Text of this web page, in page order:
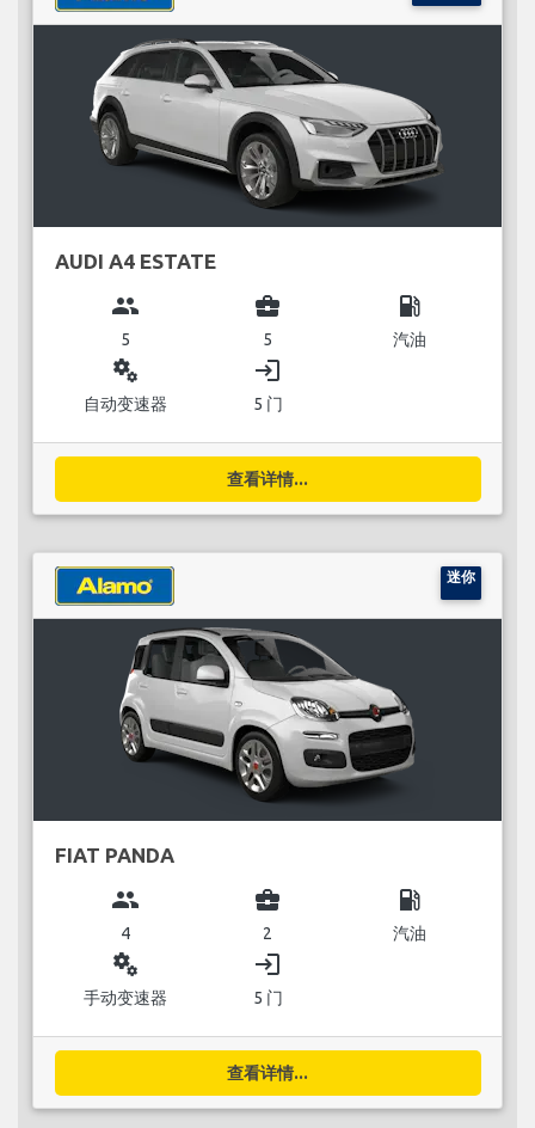
AUDI A4 ESTATE
group
5
business_center
5
local_gas_station
汽油
miscellaneous_services
自动变速器
login
5 门
查看详情...
迷你
FIAT PANDA
group
4
business_center
2
local_gas_station
汽油
miscellaneous_services
手动变速器
login
5 门
查看详情...